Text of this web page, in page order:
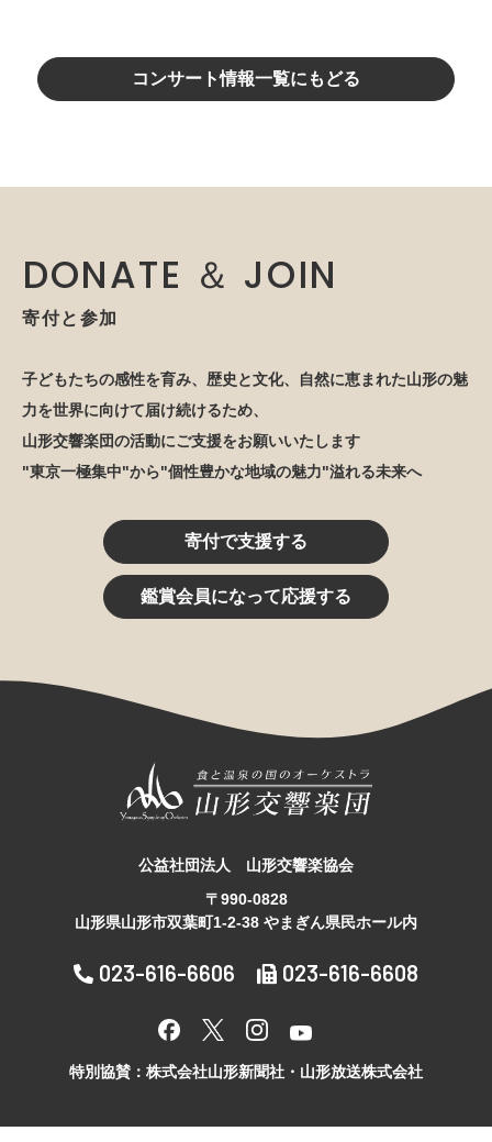
コンサート情報一覧にもどる
DONATE ＆ JOIN
寄付と参加
子どもたちの感性を育み、歴史と文化、自然に恵まれた山形の魅
力を世界に向けて届け続けるため、
山形交響楽団の活動にご支援をお願いいたします
"東京一極集中"から"個性豊かな地域の魅力"溢れる未来へ
寄付で支援する
鑑賞会員になって応援する
公益社団法人 山形交響楽協会
〒990-0828
山形県山形市双葉町1-2-38 やまぎん県民ホール内
023-616-6606 023-616-6608
特別協賛：株式会社山形新聞社・山形放送株式会社